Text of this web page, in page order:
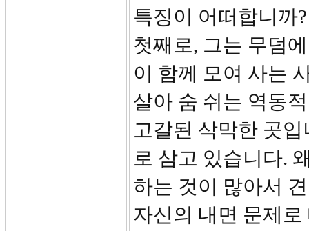
특징이 어떠합니까?
첫째로, 그는 무덤
이 함께 모여 사는
살아 숨 쉬는 역동
고갈된 삭막한 곳
로 삼고 있습니다.
하는 것이 많아서
자신의 내면 문제